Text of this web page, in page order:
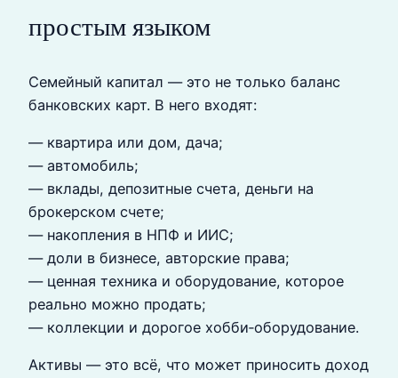
простым языком
Семейный капитал — это не только баланс
банковских карт. В него входят:
— квартира или дом, дача;
— автомобиль;
— вклады, депозитные счета, деньги на
брокерском счете;
— накопления в НПФ и ИИС;
— доли в бизнесе, авторские права;
— ценная техника и оборудование, которое
реально можно продать;
— коллекции и дорогое хобби‑оборудование.
Активы — это всё, что может приносить доход